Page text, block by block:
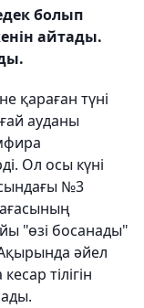
болып
айтады.
қараған түні
ауданы
Ол осы күні
№3
"өзі босанады"
әйел
тілігін